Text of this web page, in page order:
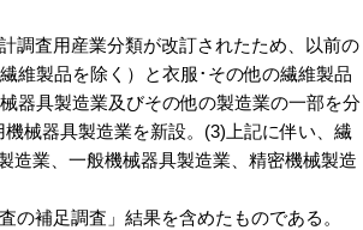
調査用産業分類が改訂されたため、以前の
維製品を除く）と衣服･その他の繊維製品
器具製造業及びその他の製造業の一部を分
械器具製造業を新設。(3)上記に伴い、繊
造業、一般機械器具製造業、精密機械製造
補足調査」結果を含めたものである。